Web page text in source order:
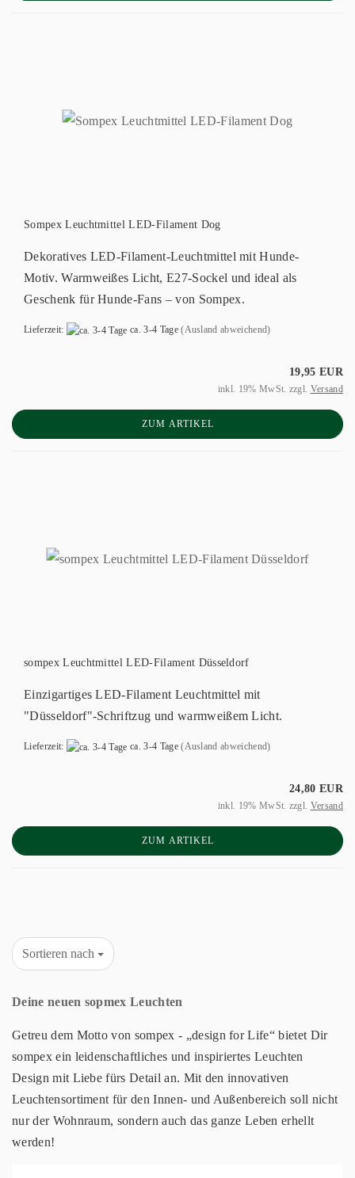
Sompex Leuchtmittel LED-Filament Dog
Dekoratives LED-Filament-Leuchtmittel mit Hunde-
Motiv. Warmweißes Licht, E27-Sockel und ideal als
Geschenk für Hunde-Fans – von Sompex.
Lieferzeit: ca. 3-4 Tage (Ausland abweichend)
19,95 EUR
inkl. 19% MwSt. zzgl. Versand
ZUM ARTIKEL
sompex Leuchtmittel LED-Filament Düsseldorf
Einzigartiges LED-Filament Leuchtmittel mit
"Düsseldorf"-Schriftzug und warmweißem Licht.
Lieferzeit: ca. 3-4 Tage (Ausland abweichend)
24,80 EUR
inkl. 19% MwSt. zzgl. Versand
ZUM ARTIKEL
Sortieren nach
Deine neuen sopmex Leuchten
Getreu dem Motto von sompex - „design for Life“ bietet Dir
sompex ein leidenschaftliches und inspiriertes Leuchten
Design mit Liebe fürs Detail an. Mit den innovativen
Leuchtensortiment für den Innen- und Außenbereich soll nicht
nur der Wohnraum, sondern auch das ganze Leben erhellt
werden!